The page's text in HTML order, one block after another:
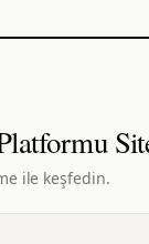
ile keşfedin.